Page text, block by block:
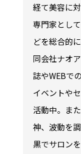
経て美容に
専門家とし
どを総合的
同会社ナオ
誌やWEBで
イベントや
活動中。ま
神、波動を
黒でサロン